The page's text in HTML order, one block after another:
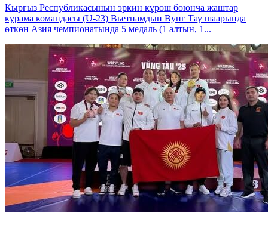
Кыргыз Республикасынын эркин күрөш боюнча жаштар
курама командасы (U-23) Вьетнамдын Вунг Тау шаарында
өткөн Азия чемпионатында 5 медаль (1 алтын, 1...